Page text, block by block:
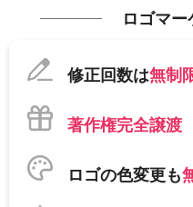
ロゴマ
修正回数は無制
著作権完全譲渡
ロゴの色変更も